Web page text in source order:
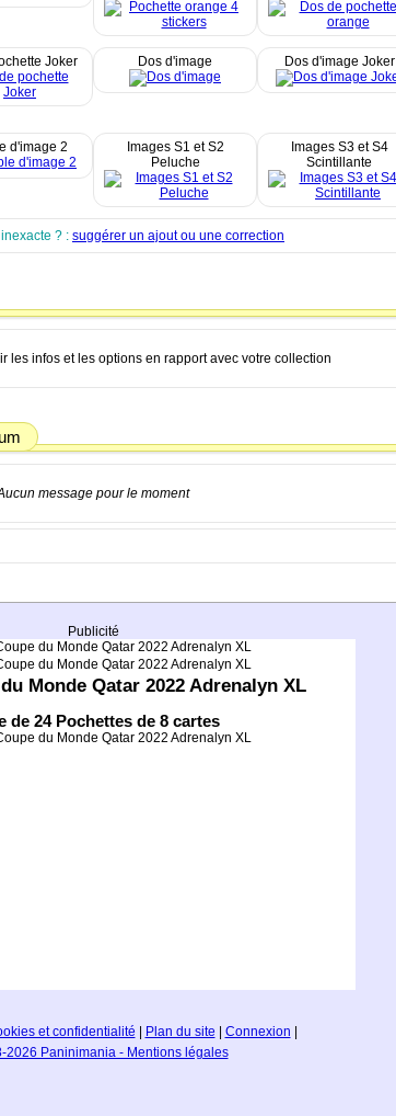
Joker Dos d'image Dos d'image Joker
d'image 2
Images S1 et S2
Peluche
Images S3 et S4
Scintillante
? : suggérer un ajout ou une correction
les infos et les options en rapport avec votre collection
message pour le moment
Publicité
Monde Qatar 2022 Adrenalyn XL
de 24 Pochettes de 8 cartes
et confidentialité Plan du site Connexion
2026 Paninimania - Mentions légales